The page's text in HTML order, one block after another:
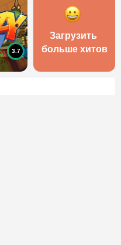
3.7
Загрузить
больше хитов